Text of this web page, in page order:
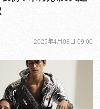
2025年4月08日 09:00